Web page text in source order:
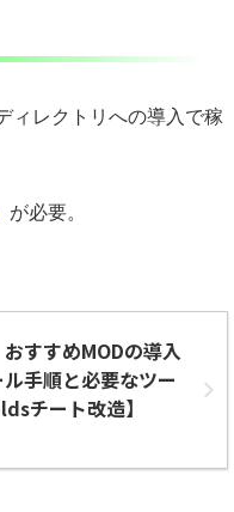
ィレクトリへの導入で稼
が必要。
おすすめMODの導入
手順と必要なツー
チート改造】